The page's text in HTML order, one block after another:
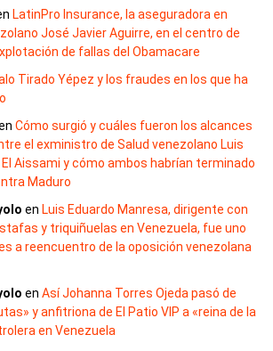
LatinPro Insurance, la aseguradora en
José Javier Aguirre, en el centro de
de fallas del Obamacare
Tirado Yépez y los fraudes en los que ha
Cómo surgió y cuáles fueron los alcances
el exministro de Salud venezolano Luis
El Aissami y cómo ambos habrían terminado
Maduro
en Luis Eduardo Manresa, dirigente con
y triquiñuelas en Venezuela, fue uno
a reencuentro de la oposición venezolana
en Así Johanna Torres Ojeda pasó de
y anfitriona de El Patio VIP a «reina de la
en Venezuela